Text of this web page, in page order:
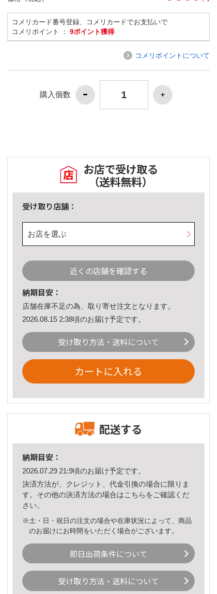
コメリカード番号登録、コメリカードでお支払いで
コメリポイント ： 9ポイント獲得
コメリポイントについて
購入個数
お店で受け取る
（送料無料）
受け取り店舗：
お店を選ぶ
近くの店舗を確認する
納期目安：
店舗在庫不足の為、取り寄せ注文となります。
2026.08.15 2:38頃のお届け予定です。
受け取り方法・送料について
カートに入れる
配送する
納期目安：
2026.07.29 21:9頃のお届け予定です。
決済方法が、クレジット、代金引換の場合に限りま
す。その他の決済方法の場合はこちら をご確認くだ
さい。
※土・日・祝日の注文の場合や在庫状況によって、商品
のお届けにお時間をいただく場合がございます。
即日出荷条件について
受け取り方法・送料について